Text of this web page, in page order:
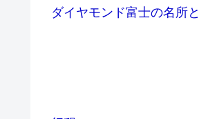
ダイヤモンド富士の名所